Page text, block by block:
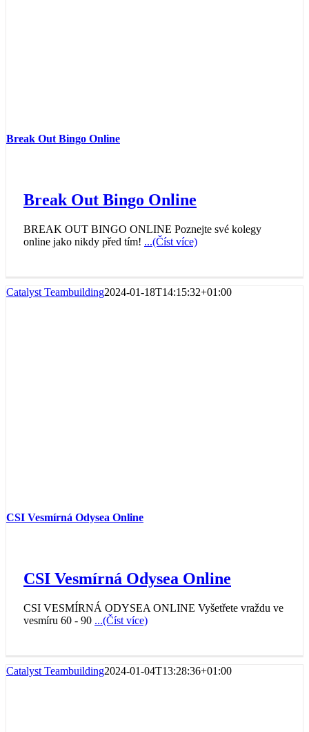
Break Out Bingo Online
Break Out Bingo Online
BREAK OUT BINGO ONLINE Poznejte své kolegy
online jako nikdy před tím! ...(Číst více)
Catalyst Teambuilding2024-01-18T14:15:32+01:00
CSI Vesmírná Odysea Online
CSI Vesmírná Odysea Online
CSI VESMÍRNÁ ODYSEA ONLINE Vyšetřete vraždu ve
vesmíru 60 - 90 ...(Číst více)
Catalyst Teambuilding2024-01-04T13:28:36+01:00